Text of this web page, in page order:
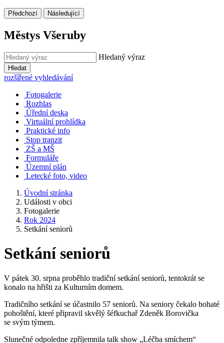
Předchozí Následující
Městys Všeruby
Hledaný výraz
Hledat
rozšířené vyhledávání
Fotogalerie
Rozhlas
Úřední deska
Virtuální prohlídka
Praktické info
Stop tranzit
ZŠ a MŠ
Formuláře
Územní plán
Letecké foto, video
Úvodní stránka
Události v obci
Fotogalerie
Rok 2024
Setkání seniorů
Setkání seniorů
V pátek 30. srpna proběhlo tradiční setkání seniorů, tentokrát se
konalo na hřišti za Kulturním domem.
Tradičního setkání se účastnilo 57 seniorů. Na seniory čekalo bohaté
pohoštění, které připravil skvělý šéfkuchař Zdeněk Borovička
se svým týmem.
Slunečné odpoledne zpříjemnila talk show „Léčba smíchem“